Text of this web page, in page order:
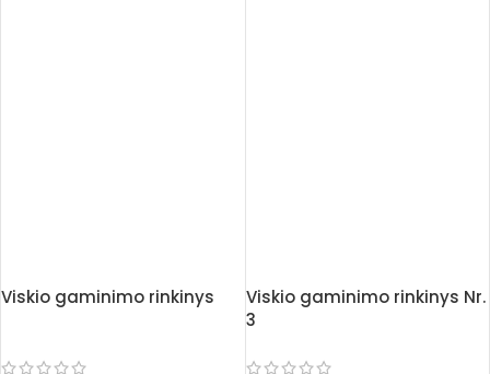
Viskio gaminimo rinkinys
Viskio gaminimo rinkinys Nr.
3